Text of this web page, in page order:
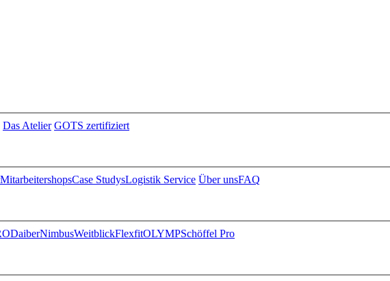
Das Atelier GOTS zertifiziert
MitarbeitershopsCase StudysLogistik Service Über unsFAQ
DaiberNimbusWeitblickFlexfitOLYMPSchöffel Pro